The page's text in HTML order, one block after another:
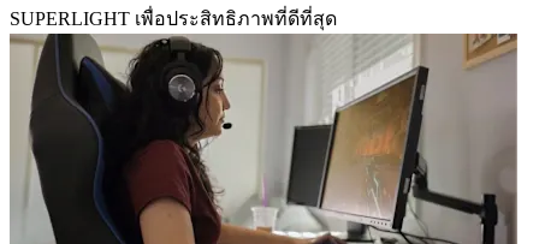
SUPERLIGHT เพื่อประสิทธิภาพที่ดีที่สุด